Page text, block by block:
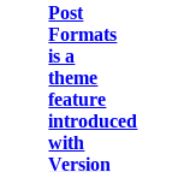
Post
Formats
is a
theme
feature
introduced
with
Version